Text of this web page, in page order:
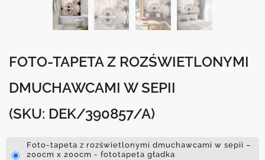
FOTO-TAPETA Z ROZŚWIETLONYMI
DMUCHAWCAMI W SEPII
(SKU: DEK/390857/A)
Foto-tapeta z rozświetlonymi dmuchawcami w sepii –
200cm x 200cm - fototapeta gładka